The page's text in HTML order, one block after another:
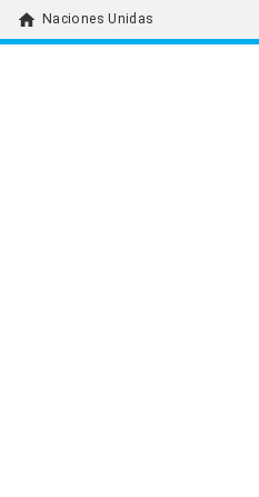
home Naciones Unidas